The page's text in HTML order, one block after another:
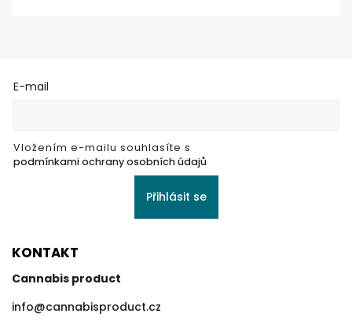
E-mail
Vložením e-mailu souhlasíte s
podmínkami ochrany osobních údajů
Přihlásit se
KONTAKT
Cannabis product
info@cannabisproduct.cz